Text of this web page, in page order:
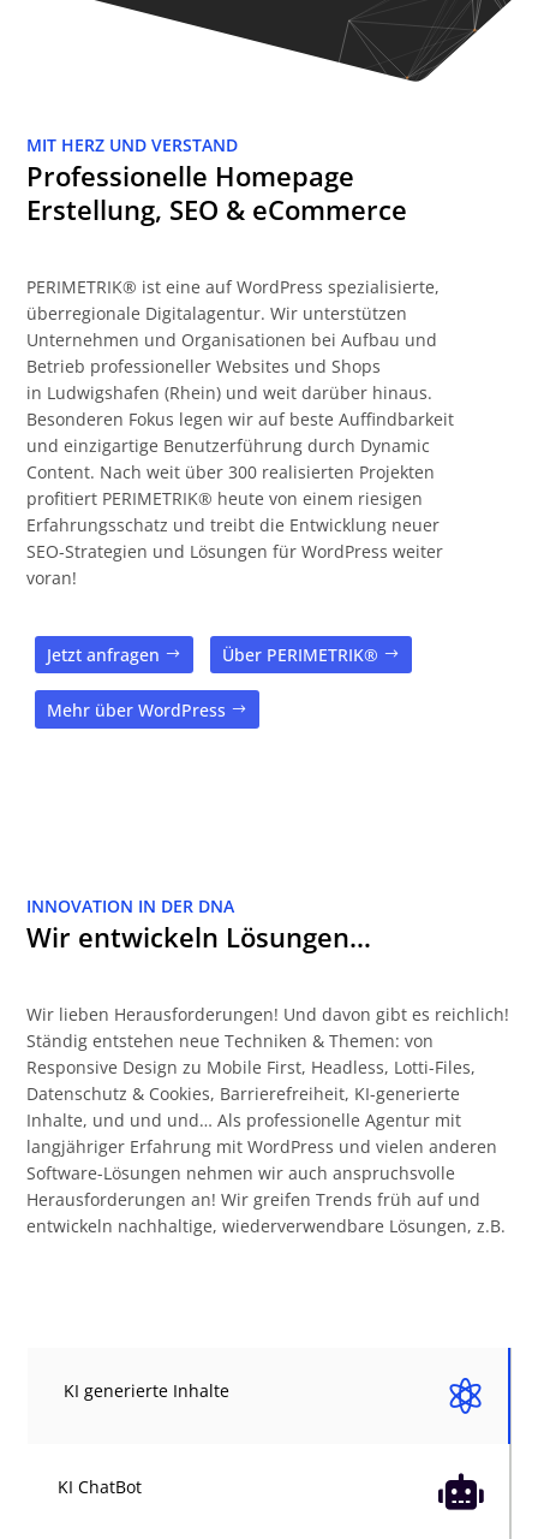
MIT HERZ UND VERSTAND
Professionelle Homepage
Erstellung, SEO & eCommerce
PERIMETRIK® ist eine auf WordPress spezialisierte,
überregionale Digitalagentur. Wir unterstützen
Unternehmen und Organisationen bei Aufbau und
Betrieb professioneller Websites und Shops
in Ludwigshafen (Rhein) und weit darüber hinaus.
Besonderen Fokus legen wir auf beste Auffindbarkeit
und einzigartige Benutzerführung durch Dynamic
Content. Nach weit über 300 realisierten Projekten
profitiert PERIMETRIK® heute von einem riesigen
Erfahrungsschatz und treibt die Entwicklung neuer
SEO-Strategien und Lösungen für WordPress weiter
voran!
Jetzt anfragen Über PERIMETRIK®
Mehr über WordPress
INNOVATION IN DER DNA
Wir entwickeln Lösungen…
Wir lieben Herausforderungen! Und davon gibt es reichlich!
Ständig entstehen neue Techniken & Themen: von
Responsive Design zu Mobile First, Headless, Lotti-Files,
Datenschutz & Cookies, Barrierefreiheit, KI-generierte
Inhalte, und und und… Als professionelle Agentur mit
langjähriger Erfahrung mit WordPress und vielen anderen
Software-Lösungen nehmen wir auch anspruchsvolle
Herausforderungen an! Wir greifen Trends früh auf und
entwickeln nachhaltige, wiederverwendbare Lösungen, z.B.

KI generierte Inhalte

KI ChatBot